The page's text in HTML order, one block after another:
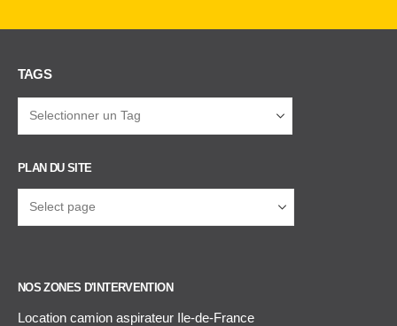
TAGS
PLAN DU SITE
NOS ZONES D'INTERVENTION
Location camion aspirateur Ile-de-France